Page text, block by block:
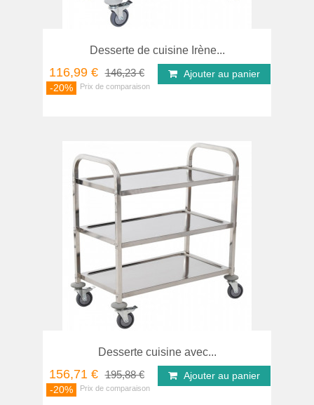
Desserte de cuisine Irène...
116,99 € 146,23 €
-20%
Ajouter au panier
Desserte cuisine avec...
156,71 € 195,88 €
-20%
Ajouter au panier